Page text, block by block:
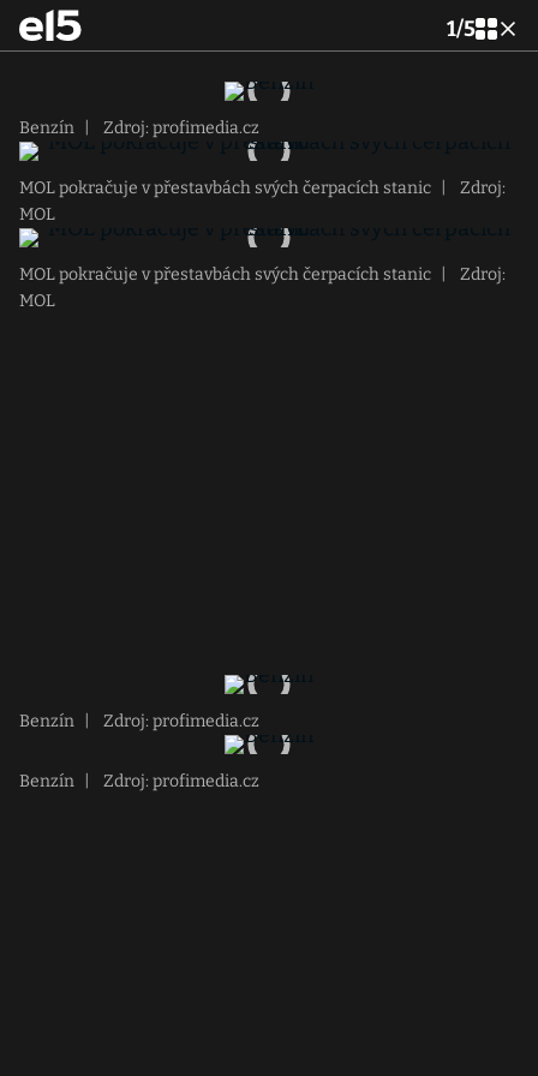
1/5
Benzín Zdroj: profimedia.cz
MOL pokračuje v přestavbách svých čerpacích stanic
Zdroj:
MOL
MOL pokračuje v přestavbách svých čerpacích stanic
Zdroj:
MOL
Benzín Zdroj: profimedia.cz
Benzín Zdroj: profimedia.cz